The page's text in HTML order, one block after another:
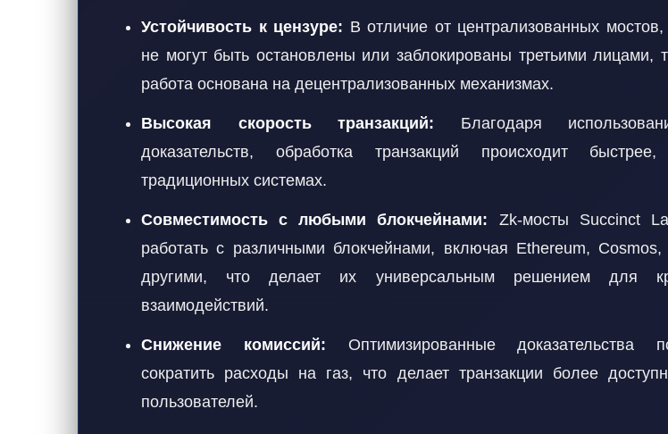
Устойчивость к цензуре: В отличие от централизованных
не могут быть остановлены или заблокированы третьими лицами,
работа основана на децентрализованных механизмах.
Высокая скорость транзакций: Благодаря
доказательств, обработка транзакций происходит
традиционных системах.
Совместимость с любыми блокчейнами: Zk-мосты Succinct
работать с различными блокчейнами, включая Ethereum,
другими, что делает их универсальным решением для
взаимодействий.
Снижение комиссий: Оптимизированные доказательства
сократить расходы на газ, что делает транзакции более
пользователей.